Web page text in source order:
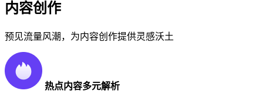
内容创作
预见流量风潮，为内容创作提供灵感沃土
热点内容多元解析